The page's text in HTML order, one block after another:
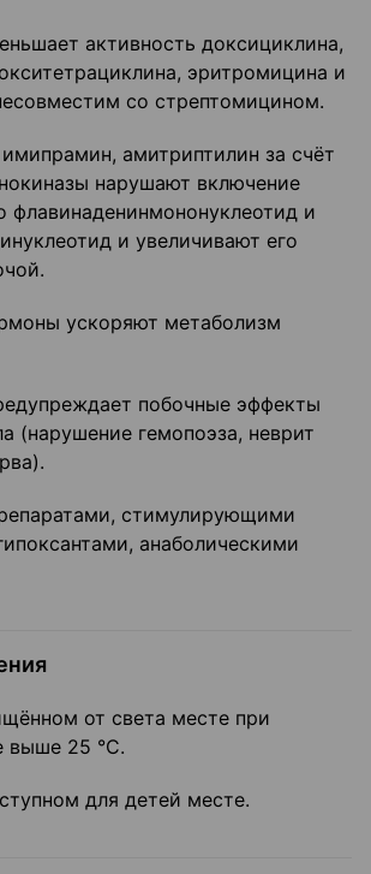
активность доксициклина,
эритромицина и
со стрептомицином.
амитриптилин за счёт
нарушают включение
флавинаденинмононуклеотид и
и увеличивают его
ускоряют метаболизм
побочные эффекты
(нарушение гемопоэза, неврит
стимулирующими
анаболическими
от света месте при
выше 25 °С.
для детей месте.